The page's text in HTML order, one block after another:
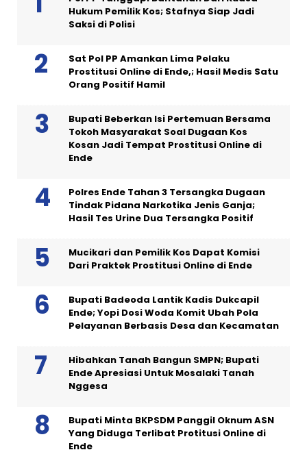
Hukum Pemilik Kos; Stafnya Siap Jadi
Saksi di Polisi
Sat Pol PP Amankan Lima Pelaku
Prostitusi Online di Ende,; Hasil Medis Satu
Orang Positif Hamil
Bupati Beberkan Isi Pertemuan Bersama
Tokoh Masyarakat Soal Dugaan Kos
Kosan Jadi Tempat Prostitusi Online di
Ende
Polres Ende Tahan 3 Tersangka Dugaan
Tindak Pidana Narkotika Jenis Ganja;
Hasil Tes Urine Dua Tersangka Positif
Mucikari dan Pemilik Kos Dapat Komisi
Dari Praktek Prostitusi Online di Ende
Bupati Badeoda Lantik Kadis Dukcapil
Ende; Yopi Dosi Woda Komit Ubah Pola
Pelayanan Berbasis Desa dan Kecamatan
Hibahkan Tanah Bangun SMPN; Bupati
Ende Apresiasi Untuk Mosalaki Tanah
Nggesa
Bupati Minta BKPSDM Panggil Oknum ASN
Yang Diduga Terlibat Protitusi Online di
Ende